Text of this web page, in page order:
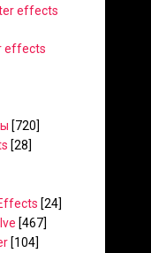
effects
effects
[720]
[28]
[24]
[467]
[104]